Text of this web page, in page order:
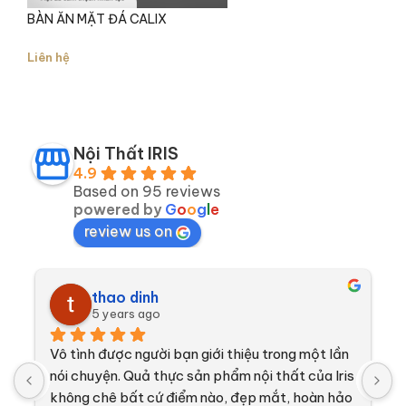
BÀN ĂN MẶT ĐÁ CALIX
Liên hệ
Nội Thất IRIS
4.9
Based on 95 reviews
powered by Goog e
review us on
thao dinh
5 years ago
Vô tình được người bạn giới thiệu trong một lần
nói chuyện. Quả thực sản phẩm nội thất của Iris
không chê bất cứ điểm nào, đẹp mắt, hoàn hảo